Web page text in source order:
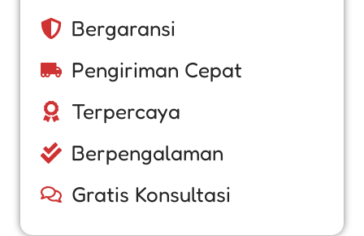
Bergaransi
Pengiriman Cepat
Terpercaya
Berpengalaman
Gratis Konsultasi